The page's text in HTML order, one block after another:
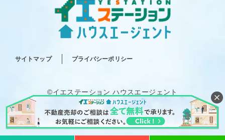
サイトマップ プライバシーポリシー
©イエステーション ハウスエージェント
All rights reserved.